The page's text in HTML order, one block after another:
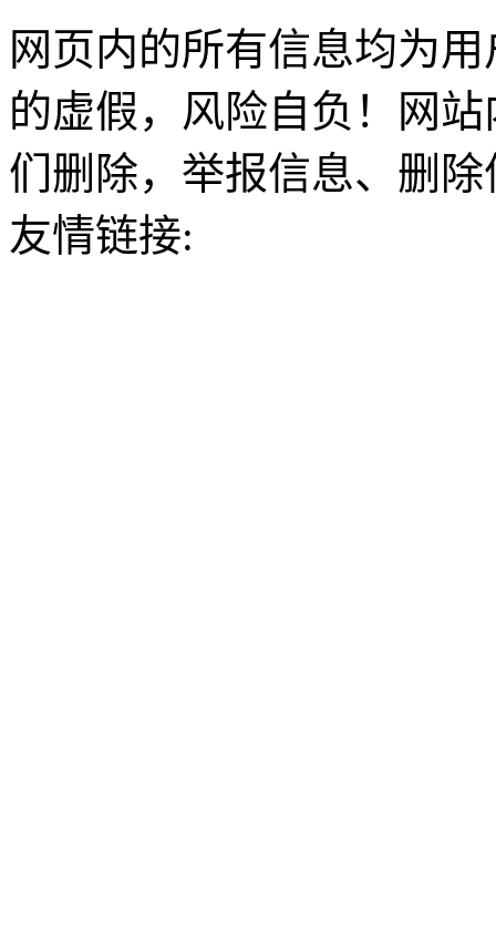
网页内的所有信息均为
的虚假，风险自负！网
们删除，举报信息、删
友情链接: